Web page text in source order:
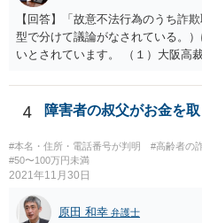
【回答】「故意不法行為のうち詐
型で分けて議論がなされている。
いとされています。 （１）大阪高
相殺は、本来文字通り過失のある
のための法制度であり、元来故意
のというべきである。なぜなら、
もって一方的に被害者に対して仕
に生じた痛みをともに分け合うた
における加害者の故意は、通常、
不用意、不注意、未熟、無能、無
らにつけ込むものであるから、被
4 障害者の叔父がお金を
#本名・住所・電話番号が判明 #高齢者の
#50〜100万円未満
2021年11月30日
原田 和幸 弁護士